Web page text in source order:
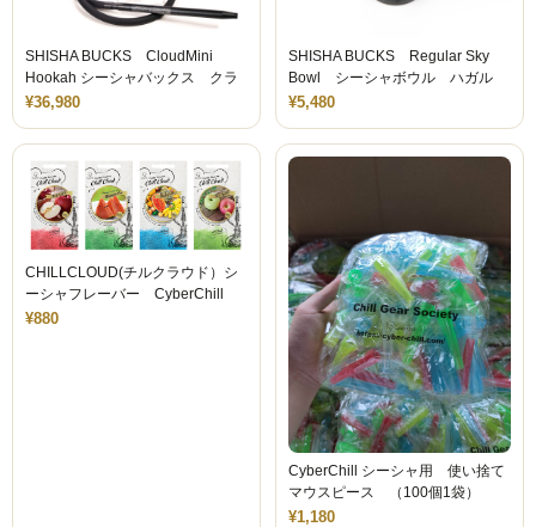
SHISHA BUCKS CloudMini
Hookah シーシャバックス クラ
ウドミニ シーシャ
¥36,980
SHISHA BUCKS Regular Sky
Bowl シーシャボウル ハガル
¥5,480
CHILLCLOUD(チルクラウド）シ
ーシャフレーバー CyberChill
¥880
CyberChill シーシャ用 使い捨て
マウスピース （100個1袋）
¥1,180